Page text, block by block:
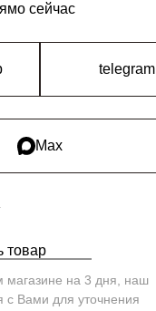
сейчас
telegram
Max
товар
магазине на 3 дня, наш
с Вами для уточнения